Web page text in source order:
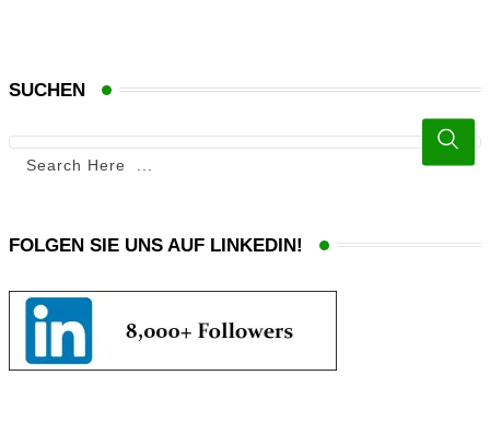
SUCHEN
FOLGEN SIE UNS AUF LINKEDIN!